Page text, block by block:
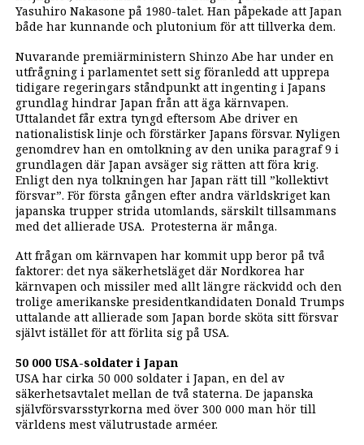
Yasuhiro Nakasone på 1980-talet. Han påpekade att Japan
både har kunnande och plutonium för att tillverka dem.
Nuvarande premiärministern Shinzo Abe har under en
utfrågning i parlamentet sett sig föranledd att upprepa
tidigare regeringars ståndpunkt att ingenting i Japans
grundlag hindrar Japan från att äga kärnvapen.
Uttalandet får extra tyngd eftersom Abe driver en
nationalistisk linje och förstärker Japans försvar. Nyligen
genomdrev han en omtolkning av den unika paragraf 9 i
grundlagen där Japan avsäger sig rätten att föra krig.
Enligt den nya tolkningen har Japan rätt till ”kollektivt
försvar”. För första gången efter andra världskriget kan
japanska trupper strida utomlands, särskilt tillsammans
med det allierade USA. Protesterna är många.
Att frågan om kärnvapen har kommit upp beror på två
faktorer: det nya säkerhetsläget där Nordkorea har
kärnvapen och missiler med allt längre räckvidd och den
trolige amerikanske presidentkandidaten Donald Trumps
uttalande att allierade som Japan borde sköta sitt försvar
självt istället för att förlita sig på USA.
50 000 USA-soldater i Japan
USA har cirka 50 000 soldater i Japan, en del av
säkerhetsavtalet mellan de två staterna. De japanska
självförsvarsstyrkorna med över 300 000 man hör till
världens mest välutrustade arméer.